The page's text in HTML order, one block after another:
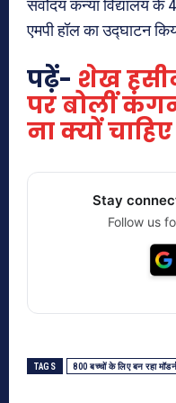
सर्वोदय कन्या विद्यालय
एमपी हॉल का उद्घाटन
पढ़ें- शेख
पर बोलीं
ना क्यों चाहिए
Stay
Follow us
TAGS 800 बच्चों के लिए बन रहा